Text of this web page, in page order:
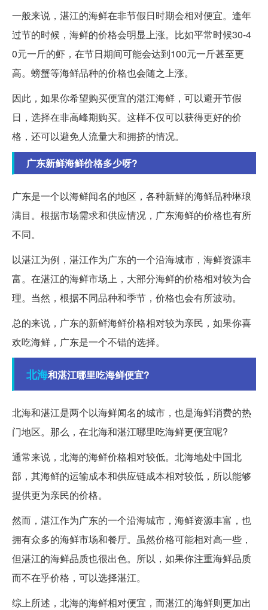
一般来说，湛江的海鲜在非节假日时期会相对便宜。逢年
过节的时候，海鲜的价格会明显上涨。比如平常时候30-4
0元一斤的虾，在节日期间可能会达到100元一斤甚至更
高。螃蟹等海鲜品种的价格也会随之上涨。
因此，如果你希望购买便宜的湛江海鲜，可以避开节假
日，选择在非高峰期购买。这样不仅可以获得更好的价
格，还可以避免人流量大和拥挤的情况。
广东新鲜海鲜价格多少呀?
广东是一个以海鲜闻名的地区，各种新鲜的海鲜品种琳琅
满目。根据市场需求和供应情况，广东海鲜的价格也有所
不同。
以湛江为例，湛江作为广东的一个沿海城市，海鲜资源丰
富。在湛江的海鲜市场上，大部分海鲜的价格相对较为合
理。当然，根据不同品种和季节，价格也会有所波动。
总的来说，广东的新鲜海鲜价格相对较为亲民，如果你喜
欢吃海鲜，广东是一个不错的选择。
北海和湛江哪里吃海鲜便宜?
北海和湛江是两个以海鲜闻名的城市，也是海鲜消费的热
门地区。那么，在北海和湛江哪里吃海鲜更便宜呢?
通常来说，北海的海鲜价格相对较低。北海地处中国北
部，其海鲜的运输成本和供应链成本相对较低，所以能够
提供更为亲民的价格。
然而，湛江作为广东的一个沿海城市，海鲜资源丰富，也
拥有众多的海鲜市场和餐厅。虽然价格可能相对高一些，
但湛江的海鲜品质也很出色。所以，如果你注重海鲜品质
而不在乎价格，可以选择湛江。
综上所述，北海的海鲜相对便宜，而湛江的海鲜则更加出